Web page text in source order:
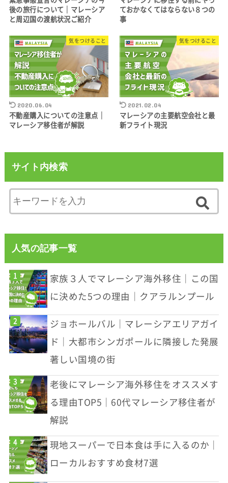
後の旅行について｜マレーシア
と周辺国の渡航状況ご紹介
ておかなくてはならない８つの
事
気をつけること
2020.06.04
不動産購入についての注意点｜
マレーシア移住者が解説
気をつけること
2021.02.04
マレーシアの主要航空会社と最
新フライト現況
サイト内検索
人気の記事一覧
家族３人でマレーシア海外移住｜この国
に決めた5つの理由｜クアラルンプール
ジョホールバル｜マレーシアエリアガイ
ド｜大都市シンガポールに隣接した発展
著しい国境の街
老後にマレーシア海外移住をオススメす
る理由TOP5｜60代マレーシア移住者が
解説
現地スーパーで日本食は手に入るのか｜
ローカルおすすめ食材7選